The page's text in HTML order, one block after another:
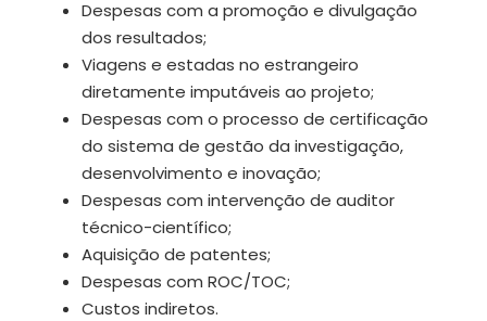
Despesas com a promoção e divulgação
dos resultados;
Viagens e estadas no estrangeiro
diretamente imputáveis ao projeto;
Despesas com o processo de certificação
do sistema de gestão da investigação,
desenvolvimento e inovação;
Despesas com intervenção de auditor
técnico-científico;
Aquisição de patentes;
Despesas com ROC/TOC;
Custos indiretos.